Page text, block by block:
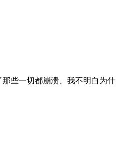
些一切都崩溃、我不明白为什